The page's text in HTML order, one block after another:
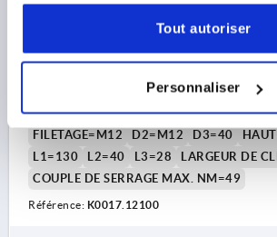
Tout autoriser
Personnaliser
DOUILLE GUID. VÉRIN BRID., FORME:B
D1=M12, D2=M12, L=100
FORME=B TYPE DE FORME=AVEC SIX
FILETAGE=M12
D2=M12 D3=40
L1=130
L2=40 L3=28
LARGEUR DE
COUPLE DE SERRAGE MAX. NM=49
Référence: K0017.12100